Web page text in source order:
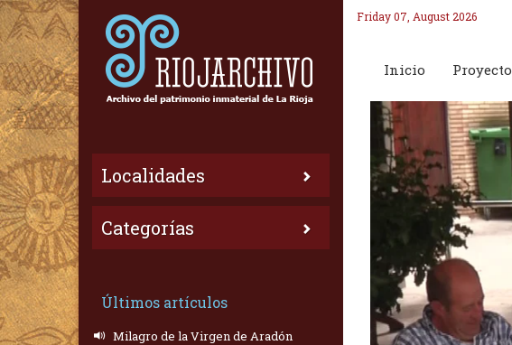
Localidades
Categorías
Últimos artículos
Milagro de la Virgen de Aradón
Friday 07, August 2026
Inicio Proyecto